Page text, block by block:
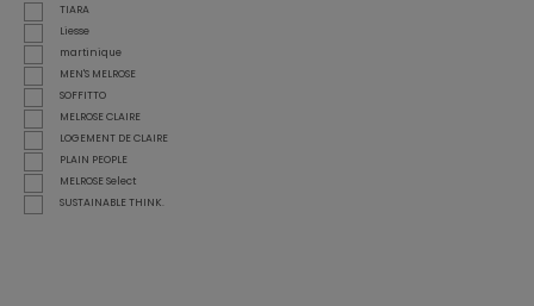
TIARA
Liesse
martinique
MEN'S MELROSE
SOFFITTO
MELROSE CLAIRE
LOGEMENT DE CLAIRE
PLAIN PEOPLE
MELROSE Select
SUSTAINABLE THINK.